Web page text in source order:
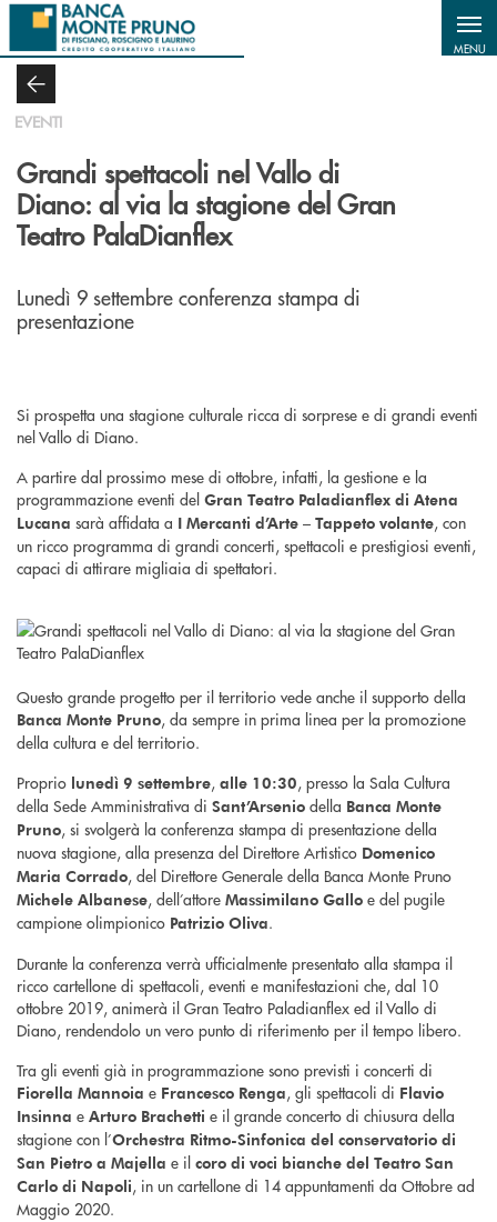
Salta al contenuto principale
MENU
EVENTI
Grandi spettacoli nel Vallo di
Diano: al via la stagione del Gran
Teatro PalaDianflex
Lunedì 9 settembre conferenza stampa di
presentazione
Si prospetta una stagione culturale ricca di sorprese e di grandi eventi
nel Vallo di Diano.
A partire dal prossimo mese di ottobre, infatti, la gestione e la
programmazione eventi del Gran Teatro Paladianflex di Atena
Lucana sarà affidata a I Mercanti d’Arte – Tappeto volante, con
un ricco programma di grandi concerti, spettacoli e prestigiosi eventi,
capaci di attirare migliaia di spettatori.
Questo grande progetto per il territorio vede anche il supporto della
Banca Monte Pruno, da sempre in prima linea per la promozione
della cultura e del territorio.
Proprio lunedì 9 settembre, alle 10:30, presso la Sala Cultura
della Sede Amministrativa di Sant’Arsenio della Banca Monte
Pruno, si svolgerà la conferenza stampa di presentazione della
nuova stagione, alla presenza del Direttore Artistico Domenico
Maria Corrado, del Direttore Generale della Banca Monte Pruno
Michele Albanese, dell’attore Massimilano Gallo e del pugile
campione olimpionico Patrizio Oliva.
Durante la conferenza verrà ufficialmente presentato alla stampa il
ricco cartellone di spettacoli, eventi e manifestazioni che, dal 10
ottobre 2019, animerà il Gran Teatro Paladianflex ed il Vallo di
Diano, rendendolo un vero punto di riferimento per il tempo libero.
Tra gli eventi già in programmazione sono previsti i concerti di
Fiorella Mannoia e Francesco Renga, gli spettacoli di Flavio
Insinna e Arturo Brachetti e il grande concerto di chiusura della
stagione con l’Orchestra Ritmo-Sinfonica del conservatorio di
San Pietro a Majella e il coro di voci bianche del Teatro San
Carlo di Napoli, in un cartellone di 14 appuntamenti da Ottobre ad
Maggio 2020.